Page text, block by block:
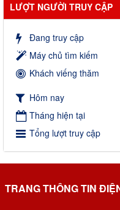
LƯỢT NGƯỜI TRUY CẬP
Đang truy cập
Máy chủ tìm kiếm
Khách viếng thăm
Hôm nay
Tháng hiện tại
Tổng lượt truy cập
TRANG THÔNG TIN